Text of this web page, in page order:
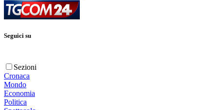
Seguici su
Sezioni
Cronaca
Mondo
Economia
Politica